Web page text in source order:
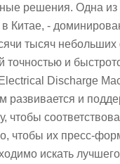
решения. Одна
Китае, -
тысяч
и
Discharge
развивается и
чтобы
чтобы их пресс-
искать